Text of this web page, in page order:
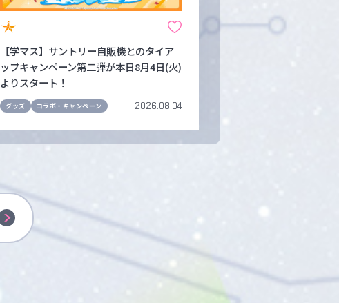
【学マス】サントリー自販機とのタイア
ップキャンペーン第二弾が本日8月4日(火)
よりスタート！
グッズ コラボ・キャンペーン 2026.08.04